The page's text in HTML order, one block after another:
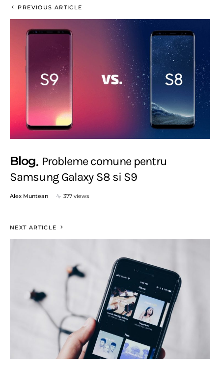
PREVIOUS ARTICLE
Blog Probleme comune pentru
Samsung Galaxy S8 si S9
Alex Muntean 377 views
NEXT ARTICLE